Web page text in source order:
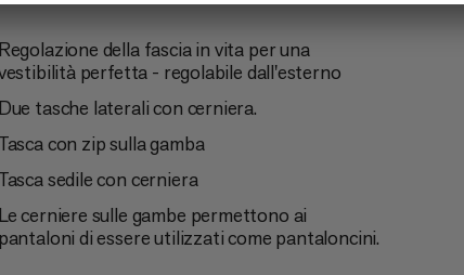
Regolazione della fascia in vita per una
perfetta - regolabile dall'esterno
Due tasche laterali con cerniera.
Tasca con zip sulla gamba
Tasca sedile con cerniera
Le cerniere sulle gambe permettono ai
pantaloni di essere utilizzati come pantaloncini.